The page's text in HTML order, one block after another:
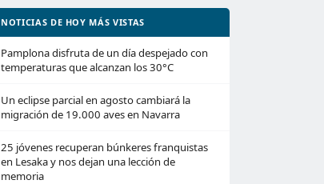
NOTICIAS DE HOY MÁS VISTAS
Pamplona disfruta de un día despejado con
temperaturas que alcanzan los 30°C
Un eclipse parcial en agosto cambiará la
migración de 19.000 aves en Navarra
25 jóvenes recuperan búnkeres franquistas
en Lesaka y nos dejan una lección de
memoria